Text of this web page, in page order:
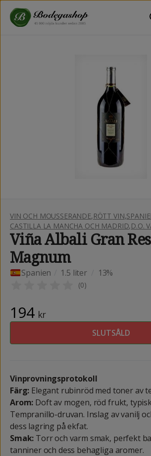
VIN OCH MOUSSERANDE,RÖTT VIN,
CASTILLA LA MANCHA OCH MADRID,D.O.
Viña Albali Gran
Magnum
Spanien 1.5 liter 13%
(0)
194 kr
SLUTSÅLD
Vinprovningsprotokoll
Färg: Elegant rubinröd med toner av
Arom: Doft av mogen, röd frukt,
Tempranillo-druvan. Inslag av vanilj
dess lagring på ekfat.
Smak: Torr och varm smak, perfekt
tanniner och dess behagliga aromer.